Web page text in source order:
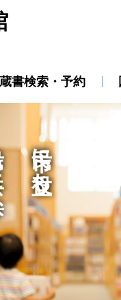
蔵書検索・予約
市民に役立ち、
、